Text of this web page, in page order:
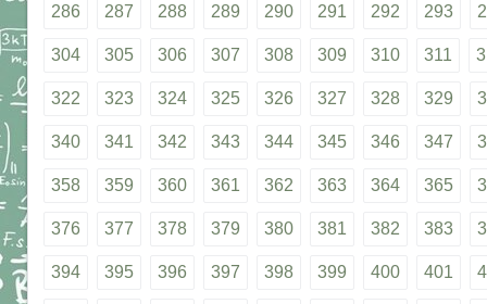
286 287 288 289 290 291 292 293
304 305 306 307 308 309 310 311
322 323 324 325 326 327 328 329
340 341 342 343 344 345 346 347
358 359 360 361 362 363 364 365
376 377 378 379 380 381 382 383
394 395 396 397 398 399 400 401